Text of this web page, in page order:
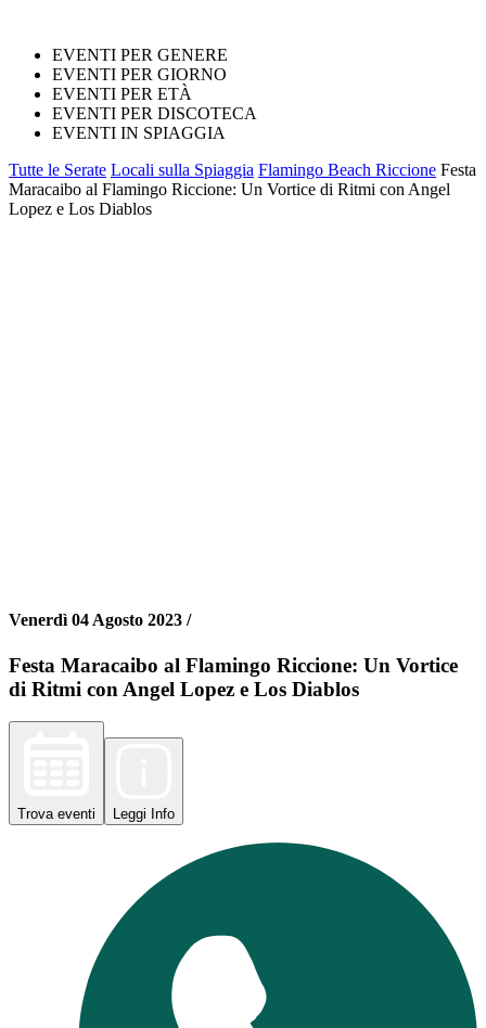
EVENTI PER GENERE
EVENTI PER GIORNO
EVENTI PER ETÀ
EVENTI PER DISCOTECA
EVENTI IN SPIAGGIA
Tutte le Serate Locali sulla Spiaggia Flamingo Beach Riccione Festa
Maracaibo al Flamingo Riccione: Un Vortice di Ritmi con Angel
Lopez e Los Diablos
Venerdì 04 Agosto 2023 /
Festa Maracaibo al Flamingo Riccione: Un Vortice
di Ritmi con Angel Lopez e Los Diablos
Trova eventi Leggi Info